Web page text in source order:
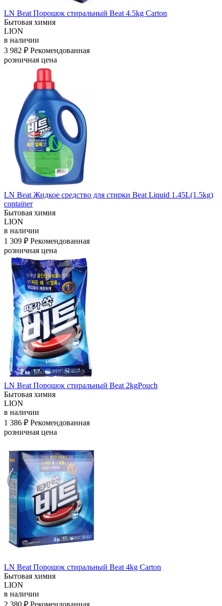
LN Beat Порошок стиральный Beat 4.5kg Carton
Бытовая химия
LION
в наличии
3 982 ₽ Рекомендованная
розничная цена
LN Beat Жидкое средство для стирки Beat Liquid 1.45L(1.5kg)
container
Бытовая химия
LION
в наличии
1 309 ₽ Рекомендованная
розничная цена
LN Beat Порошок стиральный Beat 2kgPouch
Бытовая химия
LION
в наличии
1 386 ₽ Рекомендованная
розничная цена
LN Beat Порошок стиральный Beat 4kg Carton
Бытовая химия
LION
в наличии
2 380 ₽ Рекомендованная